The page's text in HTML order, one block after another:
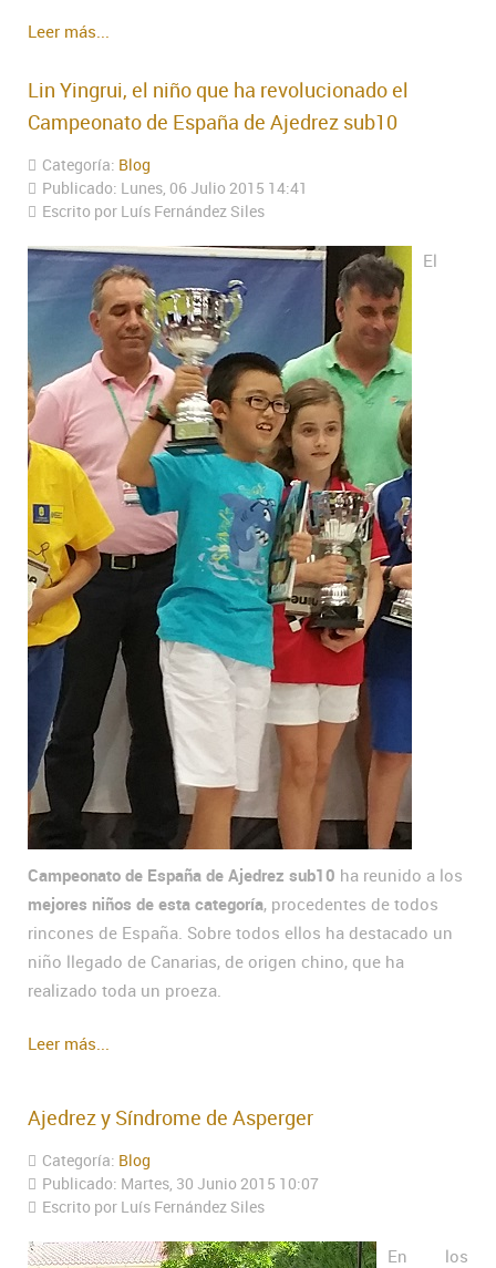
Leer más...
Lin Yingrui, el niño que ha revolucionado el
Campeonato de España de Ajedrez sub10
Categoría: Blog
Publicado: Lunes, 06 Julio 2015 14:41
Escrito por Luís Fernández Siles
El
Campeonato de España de Ajedrez sub10 ha reunido a los
mejores niños de esta categoría, procedentes de todos
rincones de España. Sobre todos ellos ha destacado un
niño llegado de Canarias, de origen chino, que ha
realizado toda un proeza.
Leer más...
Ajedrez y Síndrome de Asperger
Categoría: Blog
Publicado: Martes, 30 Junio 2015 10:07
Escrito por Luís Fernández Siles
En los